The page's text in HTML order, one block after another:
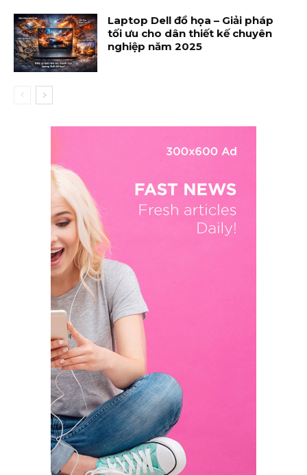
Laptop Dell đồ họa – Giải pháp
tối ưu cho dân thiết kế chuyên
nghiệp năm 2025